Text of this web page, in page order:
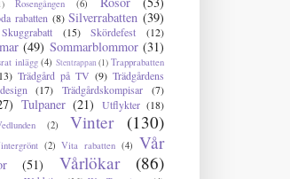
Rosengången (6)
rabatten (8) Silverrabatten (39)
Skuggrabatt (15) Skördefest
(12)
(49) Sommarblommor (31)
inlägg (4) Stentrappan(1) Trapprabatten
Trädgård på TV (9) Trädgårdens
(17) Trädgårdskompisar (7)
Tulpaner (21) Utflykter (18)
(2) Vinter (130)
(2) Vita rabatten (4) Vår
(51) Vårlökar (86)